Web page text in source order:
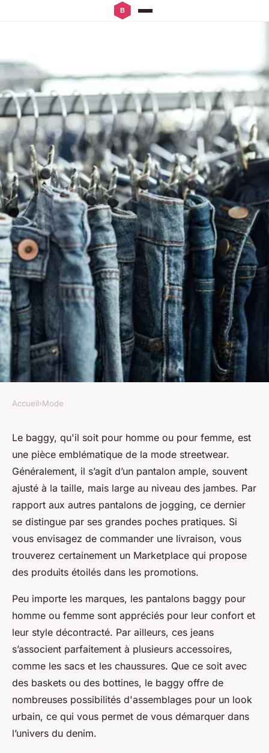
Baggy : achat d'un baggy pour
homme et baggy pour femme
Alix•11 septembre 2024 •6 min de lecture
Accueil›Mode
Le baggy, qu'il soit pour homme ou pour femme, est
une pièce emblématique de la mode streetwear.
Généralement, il s’agit d’un pantalon ample, souvent
ajusté à la taille, mais large au niveau des jambes. Par
rapport aux autres pantalons de jogging, ce dernier
se distingue par ses grandes poches pratiques. Si
vous envisagez de commander une livraison, vous
trouverez certainement un Marketplace qui propose
des produits étoilés dans les promotions.
Peu importe les marques, les pantalons baggy pour
homme ou femme sont appréciés pour leur confort et
leur style décontracté. Par ailleurs, ces jeans
s’associent parfaitement à plusieurs accessoires,
comme les sacs et les chaussures. Que ce soit avec
des baskets ou des bottines, le baggy offre de
nombreuses possibilités d'assemblages pour un look
urbain, ce qui vous permet de vous démarquer dans
l’univers du denim.